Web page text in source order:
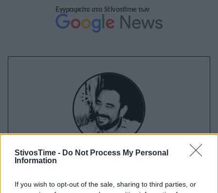
StivosTime - Do Not Process My Personal
Information
If you wish to opt-out of the sale, sharing to third parties, or
Εγγραφείτε στο Stivostime των
Διονύσης Αντωνέλλος
Δημοσιογράφος με εμπειρία σε blogging, ραδιόφωνο και